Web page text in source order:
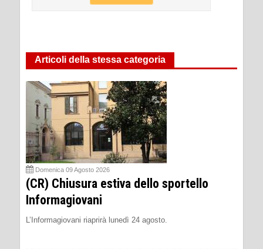
Articoli della stessa categoria
Domenica 09 Agosto 2026
(CR) Chiusura estiva dello sportello
Informagiovani
L’Informagiovani riaprirà lunedì 24 agosto.